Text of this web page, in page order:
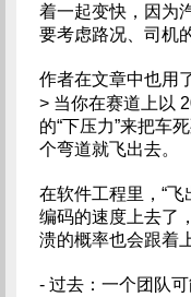
着一起变快，因为
要考虑路况、司机
作者在文章中也用
> 当你在赛道上以
的“下压力”来把车
个弯道就飞出去。
在软件工程里，“飞
编码的速度上去了
溃的概率也会跟着
- 过去：一个团队